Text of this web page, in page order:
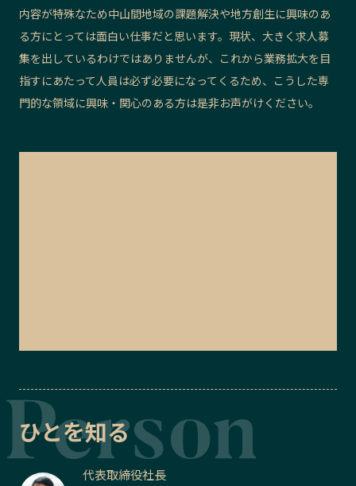
内容が特殊なため中山間地域の課題解決や地方創生に興味のあ
る方にとっては面白い仕事だと思います。現状、大きく求人募
集を出しているわけではありませんが、これから業務拡大を目
指すにあたって人員は必ず必要になってくるため、こうした専
門的な領域に興味・関心のある方は是非お声がけください。
ひとを知る
代表取締役社長